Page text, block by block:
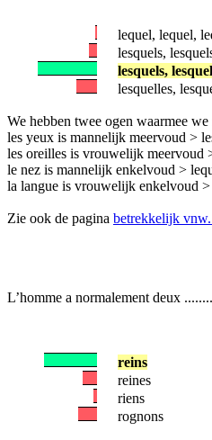
lequel, lequel,
lesquels,
lesquels,
lesquelles,
We hebben twee ogen waarmee
les yeux is mannelijk meervoud >
les oreilles is vrouwelijk meervoud
le nez is mannelijk enkelvoud >
la langue is vrouwelijk enkelvoud
Zie ook de pagina betrekkelijk
L’homme a normalement deux
reins
reines
riens
rognons